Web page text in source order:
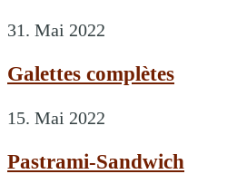
31. Mai 2022
Galettes complètes
15. Mai 2022
Pastrami-Sandwich